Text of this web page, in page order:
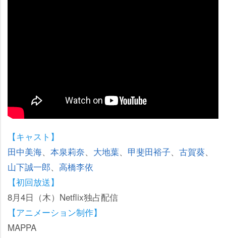
【キャスト】
田中美海、 本泉莉奈、 大地葉、 甲斐田裕子、 古賀葵、
山下誠一郎、 高橋李依
【初回放送】
8月4日（木）Netflix独占配信
【アニメーション制作】
MAPPA